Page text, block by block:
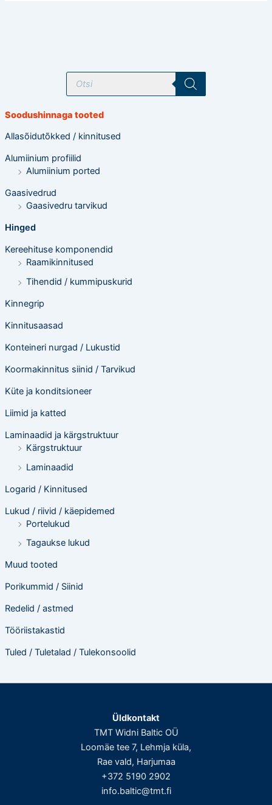
T
o
t
o
t
s
i
n
g
Soodushinnaga tooted
Allasõidutõkked / kinnitused
Alumiinium profiilid
Alumiinium ported
Gaasivedrud
Gaasivedru tarvikud
Hinged
Kereehituse komponendid
Raamikinnitused
Tihendid / kummipuskurid
Kinnegrip
Kinnitusaasad
Konteineri nurgad / Lukustid
Koormakinnitus siinid / Tarvikud
Küte ja konditsioneer
Liimid ja katted
Laminaadid ja kärgstruktuur
Kärgstruktuur
Laminaadid
Logarid / Kinnitused
Lukud / riivid / käepidemed
Portelukud
Tagaukse lukud
Muud tooted
Porikummid / Siinid
Redelid / astmed
Tööriistakastid
Tuled / Tuletalad / Tulekonsoolid
Üldkontakt
TMT Widni Baltic OÜ
Loomäe tee 7, Lehmja küla,
Rae vald, Harjumaa
+372 5190 2902
info.baltic@tmt.fi